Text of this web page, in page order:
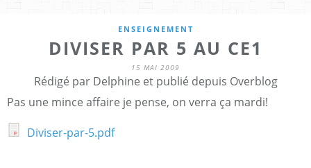
ENSEIGNEMENT
DIVISER PAR 5 AU CE1
15 MAI 2009
Rédigé par Delphine et publié depuis Overblog
Pas une mince affaire je pense, on verra ça mardi!
Diviser-par-5.pdf